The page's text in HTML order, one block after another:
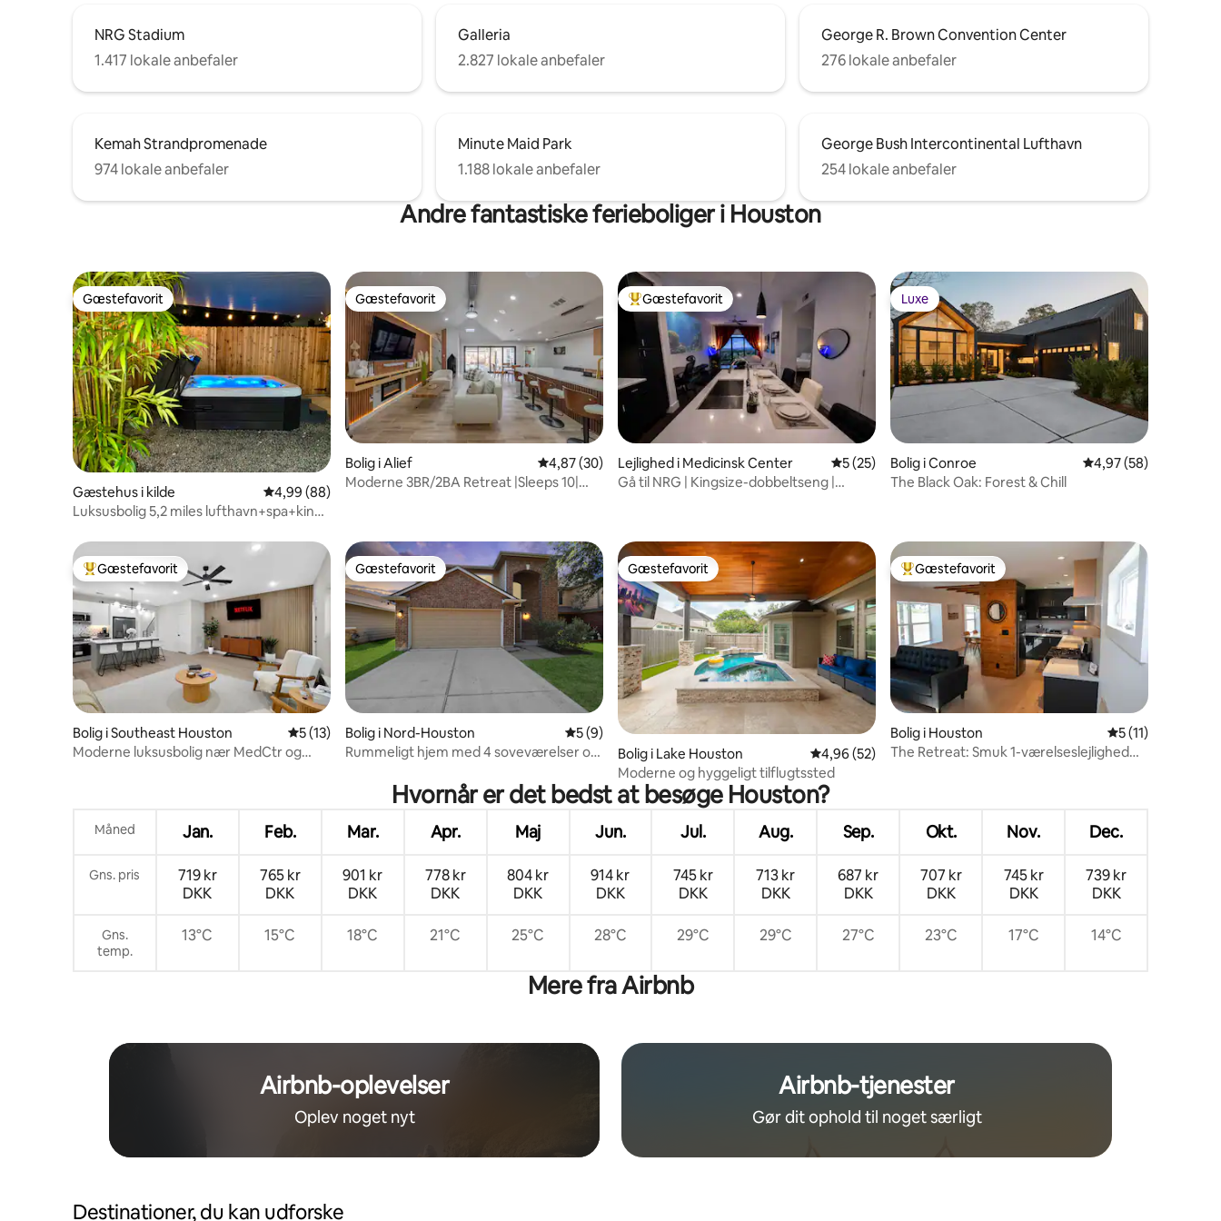
NRG Stadium
1.417 lokale anbefaler
Galleria
2.827 lokale anbefaler
George R. Brown Convention Center
276 lokale anbefaler
Kemah Strandpromenade
974 lokale anbefaler
Minute Maid Park
1.188 lokale anbefaler
George Bush Intercontinental Lufthavn
254 lokale anbefaler
Andre fantastiske ferieboliger i Houston
Gæstefavorit
Gæstefavorit
Gæstehus i kilde 4,99 ud af 5 i gennemsnitlig bedømmelse, 88 omtaler
4,99 (88)
Luksusbolig 5,2 miles lufthavn+spa+king
Gæstefavorit
Gæstefavorit
Bolig i Alief 4,87 ud af 5 i gennemsnitlig bedømmelse, 30 omtaler
4,87 (30)
Moderne 3BR/2BA Retreat |Sleeps 10|
Bedste gæstefavorit
Gæstefavorit
Lejlighed i Medicinsk Center 5 ud af 5 i gennemsnitlig bedømmelse, 25 omtaler
5 (25)
Gå til NRG | Kingsize-dobbeltseng |
Luxe
Luxe
Bolig i Conroe 4,97 ud af 5 i
4,97 (58)
The Black Oak: Forest & Chill
Bedste gæstefavorit
Gæstefavorit
Bolig i Southeast Houston 5 ud af 5 i gennemsnitlig bedømmelse, 13 omtaler
5 (13)
Moderne luksusbolig nær MedCtr og
Gæstefavorit
Gæstefavorit
Bolig i Nord-Houston 5 ud af 5 i gennemsnitlig bedømmelse, 9 omtaler
5 (9)
Rummeligt hjem med 4 soveværelser og
Gæstefavorit
Gæstefavorit
Bolig i Lake Houston 4,96 ud af 5 i gennemsnitlig bedømmelse, 52 omtaler
4,96 (52)
Moderne og hyggeligt tilflugtssted
Bedste gæstefavorit
Gæstefavorit
Bolig i Houston 5 ud af 5 i
5 (11)
The Retreat: Smuk 1-værelseslejlighed
Hvornår er det bedst at besøge Houston?
Måned Jan. Feb. Mar. Apr. Maj Jun. Jul. Aug. Sep. Okt. Nov. Dec.
Gns. pris
719 kr
DKK
765 kr
DKK
901 kr
DKK
778 kr
DKK
804 kr
DKK
914 kr
DKK
745 kr
DKK
713 kr
DKK
687 kr
DKK
707 kr
DKK
745 kr
DKK
739 kr
DKK
Gns.
temp.
13°C 15°C 18°C 21°C 25°C 28°C 29°C 29°C 27°C 23°C 17°C 14°C
Mere fra Airbnb
Airbnb-oplevelser
Oplev noget nyt
Airbnb-tjenester
Gør dit ophold til noget særligt
Destinationer, du kan udforske